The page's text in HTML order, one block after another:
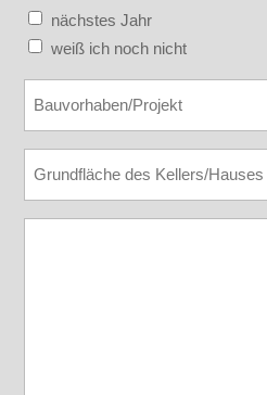
nächstes Jahr
weiß ich noch nicht